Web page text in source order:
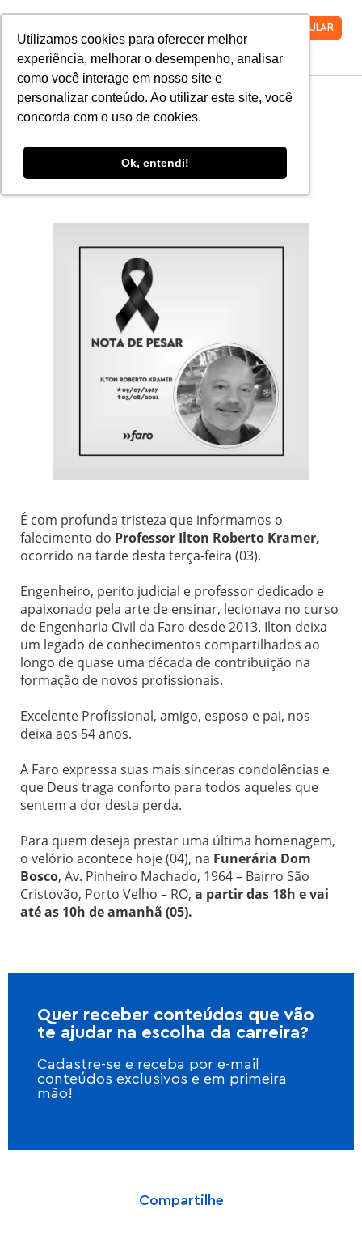
Utilizamos cookies para oferecer melhor
experiência, melhorar o desempenho, analisar
como você interage em nosso site e
personalizar conteúdo. Ao utilizar este site, você
concorda com o uso de cookies.
Ok, entendi!
VESTIBULAR
Nota de Pesar
agosto 4, 2021
É com profunda tristeza que informamos o
falecimento do Professor Ilton Roberto Kramer,
ocorrido na tarde desta terça-feira (03).
Engenheiro, perito judicial e professor dedicado e
apaixonado pela arte de ensinar, lecionava no curso
de Engenharia Civil da Faro desde 2013. Ilton deixa
um legado de conhecimentos compartilhados ao
longo de quase uma década de contribuição na
formação de novos profissionais.
Excelente Profissional, amigo, esposo e pai, nos
deixa aos 54 anos.
A Faro expressa suas mais sinceras condolências e
que Deus traga conforto para todos aqueles que
sentem a dor desta perda.
Para quem deseja prestar uma última homenagem,
o velório acontece hoje (04), na Funerária Dom
Bosco, Av. Pinheiro Machado, 1964 – Bairro São
Cristovão, Porto Velho – RO, a partir das 18h e vai
até as 10h de amanhã (05).
Quer receber conteúdos que vão
te ajudar na escolha da carreira?
Cadastre-se e receba por e-mail
conteúdos exclusivos e em primeira
mão!
Compartilhe